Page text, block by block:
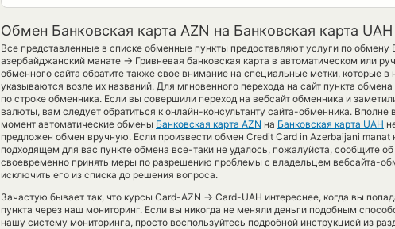
Обмен Банковская карта AZN на Банковская карта UAH
Все представленные в списке обменные пункты предоставляют услуги по обмену
азербайджанский манате → Гривневая банковская карта в автоматическом или
обменного сайта обратите также свое внимание на специальные метки, которые в
указываются возле их названий. Для мгновенного перехода на сайт пункта
по строке обменника. Если вы совершили переход на вебсайт обменника и
валюты, вам следует обратиться к онлайн-консультанту сайта-обменника.
момент автоматические обмены Банковская карта AZN на Банковская карта UAH
предложен обмен вручную. Если произвести обмен Credit Card in Azerbaijani manat
подходящем для вас пункте обмена все-таки не удалось, пожалуйста, сообщите
своевременно принять меры по разрешению проблемы с владельцем вебсайта-
исключить его из списка до решения вопроса.
Зачастую бывает так, что курсы Card-AZN → Card-UAH интереснее, когда вы
пункта через наш мониторинг. Если вы никогда не меняли деньги подобным
нашу систему мониторинга, просто воспользуйтесь подробной инструкцией из